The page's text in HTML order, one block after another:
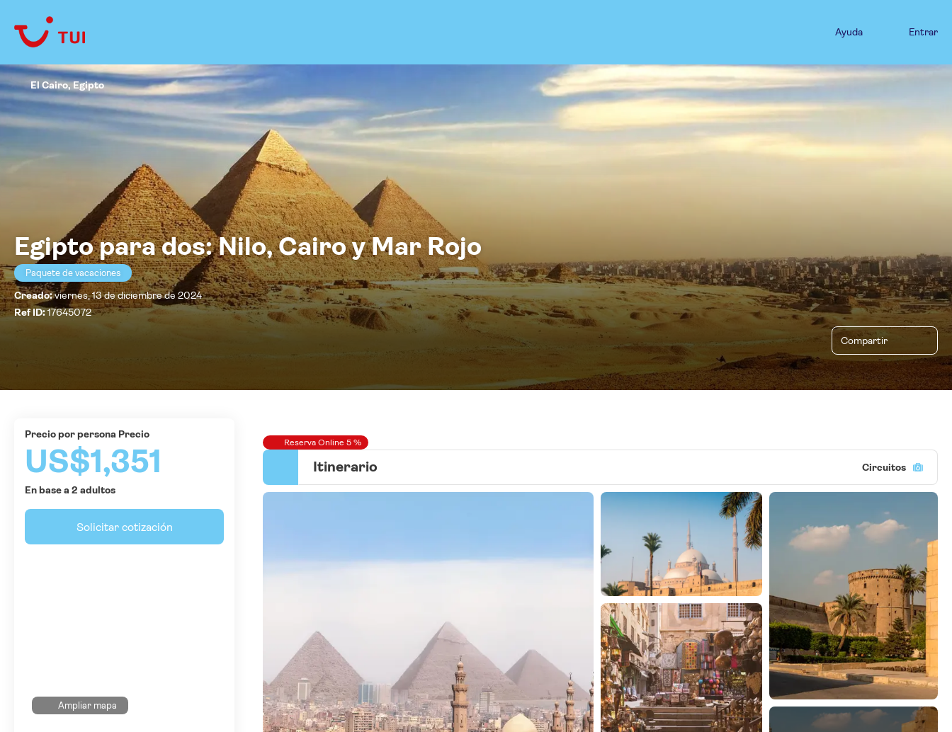
Ayuda Entrar
Egipto para dos: Nilo, Cairo y Mar Rojo
Paquete de vacaciones
Creado:viernes, 13 de diciembre de 2024
Ref ID:17645072
Compartir
El Cairo, Egipto
Reserva Online 5 %
Itinerario Circuitos
precio por persona Precio
US$1,351
En base a 2 adultos
Solicitar cotización
Ampliar mapa